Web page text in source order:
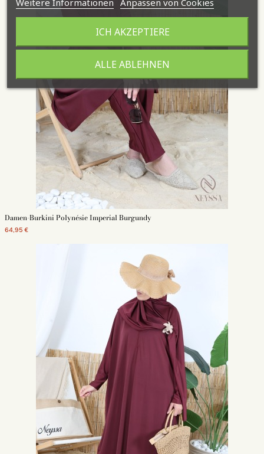
Damen-Burkini Polynésie Imperial Burgundy
64,95 €
Weitere Informationen Anpassen von Cookies
ALLE ABLEHNEN
ICH AKZEPTIERE